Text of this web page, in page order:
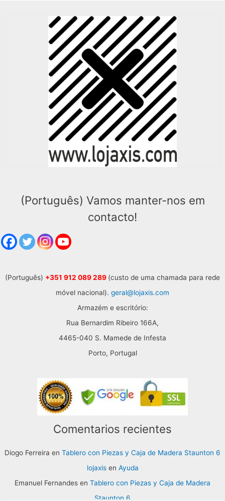
(Português) Vamos manter-nos em
contacto!
(Português) +351 912 089 289 (custo de uma chamada para rede
móvel nacional). geral@lojaxis.com
Armazém e escritório:
Rua Bernardim Ribeiro 166A,
4465-040 S. Mamede de Infesta
Porto, Portugal
Comentarios recientes
Diogo Ferreira en Tablero con Piezas y Caja de Madera Staunton 6
lojaxisen Ayuda
Emanuel Fernandes en Tablero con Piezas y Caja de Madera
Staunton 6